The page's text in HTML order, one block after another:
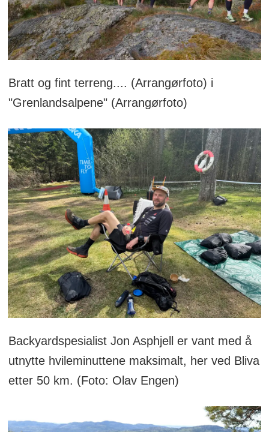
Bratt og fint terreng.... (Arrangørfoto) i
"Grenlandsalpene" (Arrangørfoto)
Backyardspesialist Jon Asphjell er vant med å
utnytte hvileminuttene maksimalt, her ved Bliva
etter 50 km. (Foto: Olav Engen)